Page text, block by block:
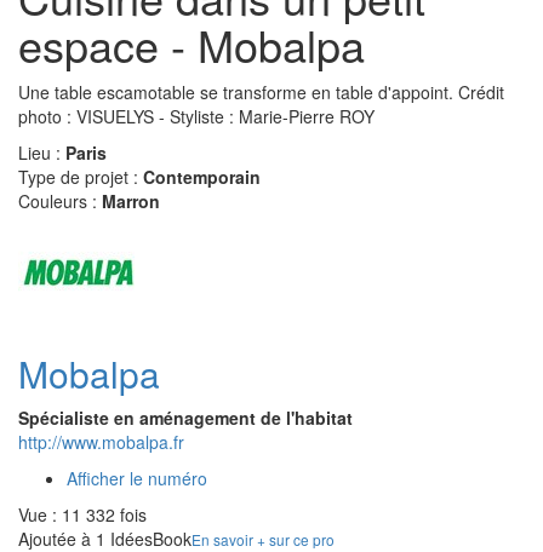
espace - Mobalpa
Une table escamotable se transforme en table d'appoint. Crédit
photo : VISUELYS - Styliste : Marie-Pierre ROY
Lieu : Paris
Type de projet : Contemporain
Couleurs : Marron
Mobalpa
Spécialiste en aménagement de l'habitat
http://www.mobalpa.fr
Afficher le numéro
Vue : 11 332 fois
Ajoutée à 1 IdéesBookEn savoir + sur ce pro